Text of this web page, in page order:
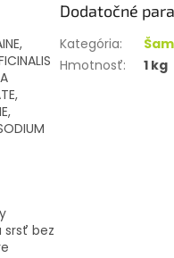
srsť bez
Dodatočné
Kategória:
Hmotnosť: 1 kg